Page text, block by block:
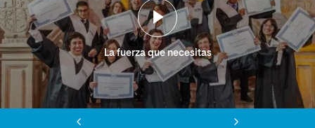
La fuerza que necesitas